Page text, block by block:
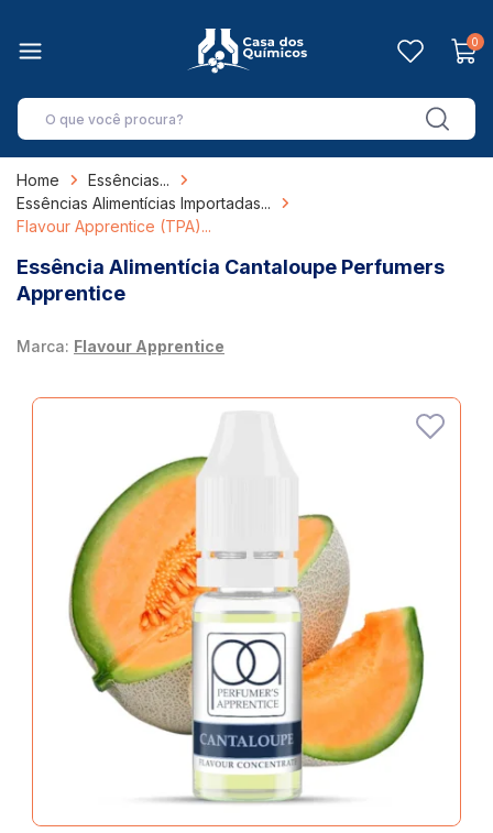
0
Home
Essências
Essências Alimentícias Importadas
Flavour Apprentice (TPA)
Essência Alimentícia Cantaloupe Perfumers
Apprentice
Marca: Flavour Apprentice